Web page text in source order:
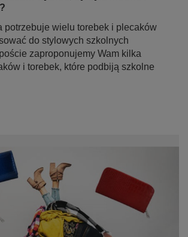
potrzebuje wielu torebek i plecaków
do stylowych szkolnych
zaproponujemy Wam kilka
i torebek, które podbiją szkolne